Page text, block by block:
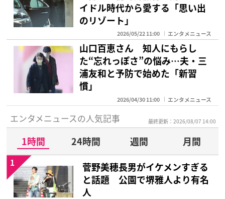
イドル時代から愛する「思い出
のリゾート」
2026/05/22 11:00 エンタメニュース
山口百恵さん 知人にもらし
た“忘れっぽさ”の悩み…夫・三
浦友和と予防で始めた「新習
慣」
2026/04/30 11:00 エンタメニュース
エンタメニュースの人気記事 最終更新：2026/08/07 14:00
1時間 24時間 週間
月間
菅野美穂長男がイケメンすぎる
と話題 公園で堺雅人より有名
人
1